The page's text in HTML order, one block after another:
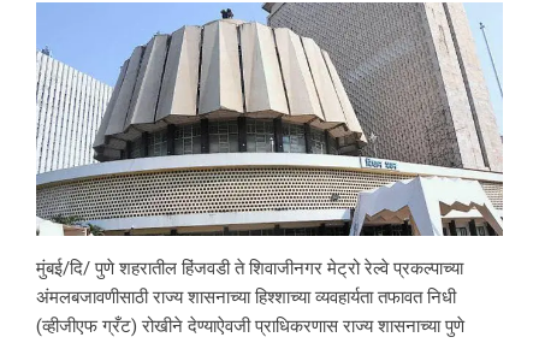
मुंबई/दि/ पुणे शहरातील हिंजवडी ते शिवाजीनगर मेट्रो रेल्वे प्रकल्पाच्या
अंमलबजावणीसाठी राज्य शासनाच्या हिश्शाच्या व्यवहार्यता तफावत निधी
(व्हीजीएफ ग्रँट) रोखीने देण्याऐवजी प्राधिकरणास राज्य शासनाच्या पुणे